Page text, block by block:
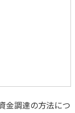
金調達の方法につ